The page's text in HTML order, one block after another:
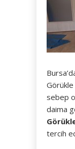
Görükle
sebep
daima
tercih